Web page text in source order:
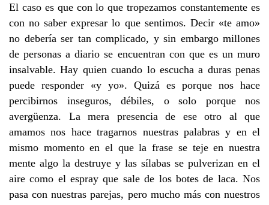
El caso es que con lo que tropezamos constantemente es
con no saber expresar lo que sentimos. Decir «te amo»
no debería ser tan complicado, y sin embargo millones
de personas a diario se encuentran con que es un muro
insalvable. Hay quien cuando lo escucha a duras penas
puede responder «y yo». Quizá es porque nos hace
percibirnos inseguros, débiles, o solo porque nos
avergüenza. La mera presencia de ese otro al que
amamos nos hace tragarnos nuestras palabras y en el
mismo momento en el que la frase se teje en nuestra
mente algo la destruye y las sílabas se pulverizan en el
aire como el espray que sale de los botes de laca. Nos
pasa con nuestras parejas, pero mucho más con nuestros